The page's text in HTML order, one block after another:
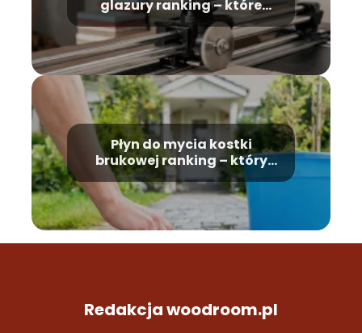
glazury ranking – które
modele wybrać?
Płyn do mycia kostki
brukowej ranking – który
wybrać?
Redakcja woodroom.pl